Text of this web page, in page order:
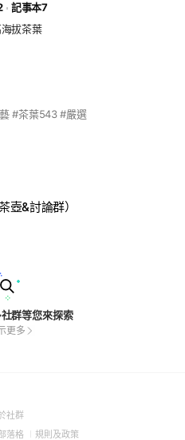
記事本7
拔茶葉
#茶葉543 #嚴選
壺&討論群）
群等您來探索
更多
社群(Open
落格 (Open
規則及政策(Open